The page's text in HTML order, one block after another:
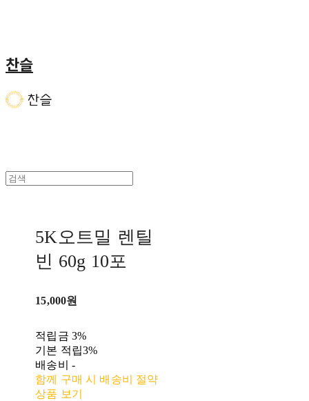
찬슬
5K오트밀 렌틸
빈 60g 10포
15,000원
적립금 3%
기본 적립3%
배송비 -
함께 구매 시 배송비 절약
상품 보기